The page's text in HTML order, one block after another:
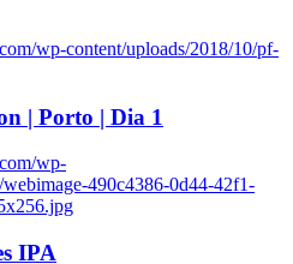
wp-content/uploads/2018/10/pf-
| Porto | Dia 1
wp-
490c4386-0d44-42f1-
IPA